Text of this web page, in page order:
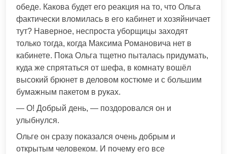
обеде. Какова будет его реакция на то, что Ольга
фактически вломилась в его кабинет и хозяйничает
тут? Наверное, неспроста уборщицы заходят
только тогда, когда Максима Романовича нет в
кабинете. Пока Ольга тщетно пыталась придумать,
куда же спрятаться от шефа, в комнату вошёл
высокий брюнет в деловом костюме и с большим
бумажным пакетом в руках.
— О! Добрый день, — поздоровался он и
улыбнулся.
Ольге он сразу показался очень добрым и
открытым человеком. И почему его все